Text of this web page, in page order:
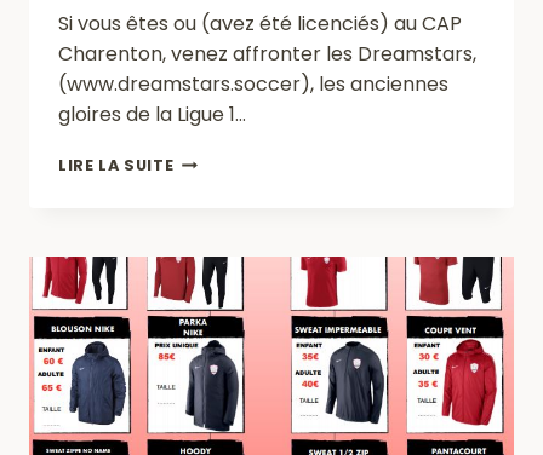
Si vous êtes ou (avez été licenciés) au CAP
Charenton, venez affronter les Dreamstars,
(www.dreamstars.soccer), les anciennes
gloires de la Ligue 1…
LIRE LA SUITEMATCH
31
MAI
2020
À
14H